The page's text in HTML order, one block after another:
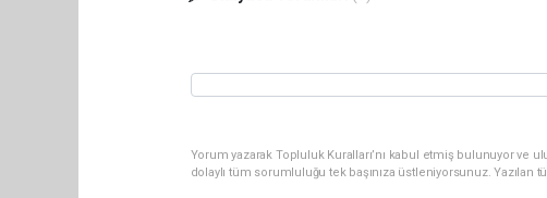
Yorum yazarak Topluluk Kuralları’nı kabul etmiş bulunuyor ve
dolaylı tüm sorumluluğu tek başınıza üstleniyorsunuz.